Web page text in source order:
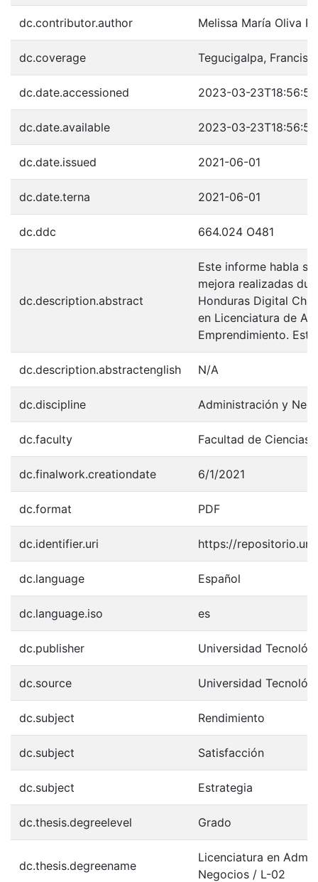
dc.contributor.author Melissa María Oliva
dc.coverage Tegucigalpa,
dc.date.accessioned 2023-03-
dc.date.available 2023-03-
dc.date.issued 2021-06-01
dc.date.terna 2021-06-01
dc.ddc 664.024 O481
dc.description.abstract
Este informe habla
mejora realizadas
Honduras Digital
en Licenciatura de
Emprendimiento.
dc.description.abstractenglish N/A
dc.discipline Administración y
dc.faculty Facultad de Ciencias
dc.finalwork.creationdate 6/1/2021
dc.format PDF
dc.identifier.uri https://
dc.language Español
dc.language.iso es
dc.publisher Universidad
dc.source Universidad
dc.subject Rendimiento
dc.subject Satisfacción
dc.subject Estrategia
dc.thesis.degreelevel Grado
dc.thesis.degreename
Licenciatura en
Negocios / L-02